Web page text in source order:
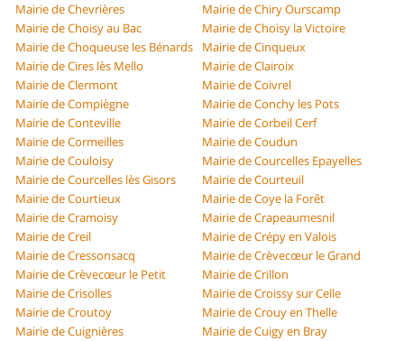
Mairie de Chevrières
Mairie de Chiry Ourscamp
Mairie de Choisy au Bac
Mairie de Choisy la Victoire
Mairie de Choqueuse les Bénards
Mairie de Cinqueux
Mairie de Cires lès Mello
Mairie de Clairoix
Mairie de Clermont
Mairie de Coivrel
Mairie de Compiègne
Mairie de Conchy les Pots
Mairie de Conteville
Mairie de Corbeil Cerf
Mairie de Cormeilles
Mairie de Coudun
Mairie de Couloisy
Mairie de Courcelles Epayelles
Mairie de Courcelles lès Gisors
Mairie de Courteuil
Mairie de Courtieux
Mairie de Coye la Forêt
Mairie de Cramoisy
Mairie de Crapeaumesnil
Mairie de Creil
Mairie de Crépy en Valois
Mairie de Cressonsacq
Mairie de Crèvecœur le Grand
Mairie de Crèvecœur le Petit
Mairie de Crillon
Mairie de Crisolles
Mairie de Croissy sur Celle
Mairie de Croutoy
Mairie de Crouy en Thelle
Mairie de Cuignières
Mairie de Cuigy en Bray